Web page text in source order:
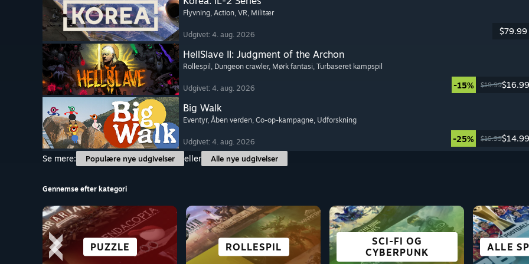
Flyvning, Action, VR, Militær
Udgivet: 4. aug. 2026 $79.99
HellSlave II: Judgment of the Archon
Rollespil , Dungeon crawler, Mørk fantasi, Turbaseret kampspil
Udgivet: 4. aug. 2026 -15% $19.99$16.99
Big Walk
Eventyr, Åben verden, Co-op-kampagne, Udforskning
Udgivet: 4. aug. 2026 -25% $19.99$14.99
Se mere:
Populære nye udgivelser eller Alle nye udgivelser
Gennemse efter kategori
PUZZLE ROLLESPIL
SCI-FI OG
CYBERPUNK
ALLE
ÅBEN VERDEN ACTION CO-OP
VISUEL ROMAN STRATEGI SIMULATION
GODT PÅ DECK EVENTYR HORROR RIG